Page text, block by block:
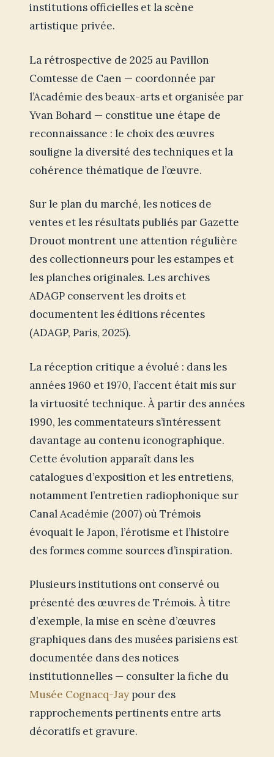
institutions officielles et la scène
artistique privée.
La rétrospective de 2025 au Pavillon
Comtesse de Caen — coordonnée par
l’Académie des beaux-arts et organisée par
Yvan Bohard — constitue une étape de
reconnaissance : le choix des œuvres
souligne la diversité des techniques et la
cohérence thématique de l’œuvre.
Sur le plan du marché, les notices de
ventes et les résultats publiés par Gazette
Drouot montrent une attention régulière
des collectionneurs pour les estampes et
les planches originales. Les archives
ADAGP conservent les droits et
documentent les éditions récentes
(ADAGP, Paris, 2025).
La réception critique a évolué : dans les
années 1960 et 1970, l’accent était mis sur
la virtuosité technique. À partir des années
1990, les commentateurs s’intéressent
davantage au contenu iconographique.
Cette évolution apparaît dans les
catalogues d’exposition et les entretiens,
notamment l’entretien radiophonique sur
Canal Académie (2007) où Trémois
évoquait le Japon, l’érotisme et l’histoire
des formes comme sources d’inspiration.
Plusieurs institutions ont conservé ou
présenté des œuvres de Trémois. À titre
d’exemple, la mise en scène d’œuvres
graphiques dans des musées parisiens est
documentée dans des notices
institutionnelles — consulter la fiche du
Musée Cognacq-Jaypour des
rapprochements pertinents entre arts
décoratifs et gravure.